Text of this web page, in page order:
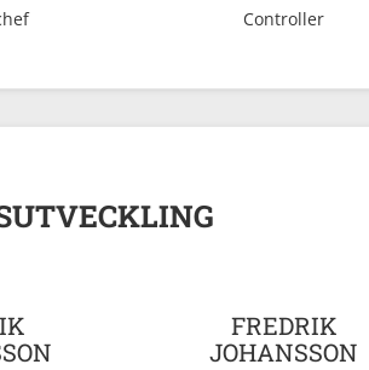
Controller
FREDRIK
JOHANSSON